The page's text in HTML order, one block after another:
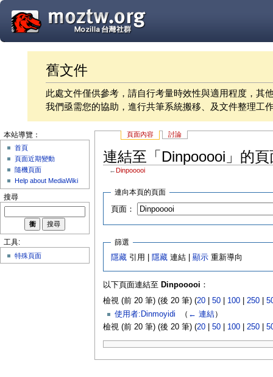
舊文件
此處文件僅供參考，請自行考量時效性與適用程度，其
我們亟需您的協助，進行共筆系統搬移、及文件整理工
頁面內容 討論
連結至「Dinpooooi」的頁
← Dinpooooi
連向本頁的頁面
頁面：
篩選
隱藏 引用 | 隱藏 連結 |顯示 重新導向
以下頁面連結至 Dinpooooi ：
檢視 (前 20 筆) (後 20 筆) (20| 50| 100| 250|
使用者:Dinmoyidi
（ ← 連結）
檢視 (前 20 筆) (後 20 筆) (20| 50| 100| 250|
本站導覽：
首頁
頁面近期變動
隨機頁面
Help about MediaWiki
搜尋
工具:
特殊頁面